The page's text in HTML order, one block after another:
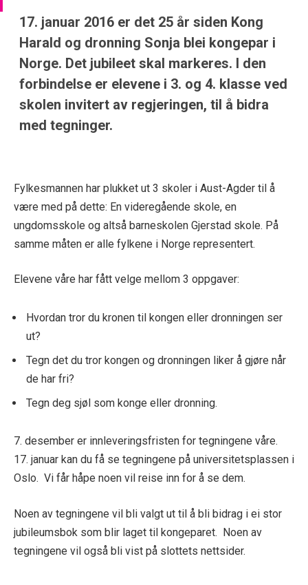
17. januar 2016 er det 25 år siden Kong
Harald og dronning Sonja blei kongepar i
Norge. Det jubileet skal markeres. I den
forbindelse er elevene i 3. og 4. klasse ved
skolen invitert av regjeringen, til å bidra
med tegninger.
Fylkesmannen har plukket ut 3 skoler i Aust-Agder til å
være med på dette: En videregående skole, en
ungdomsskole og altså barneskolen Gjerstad skole. På
samme måten er alle fylkene i Norge representert.
Elevene våre har fått velge mellom 3 oppgaver:
Hvordan tror du kronen til kongen eller dronningen ser
ut?
Tegn det du tror kongen og dronningen liker å gjøre når
de har fri?
Tegn deg sjøl som konge eller dronning.
7. desember er innleveringsfristen for tegningene våre.
17. januar kan du få se tegningene på universitetsplassen i
Oslo. Vi får håpe noen vil reise inn for å se dem.
Noen av tegningene vil bli valgt ut til å bli bidrag i ei stor
jubileumsbok som blir laget til kongeparet. Noen av
tegningene vil også bli vist på slottets nettsider.